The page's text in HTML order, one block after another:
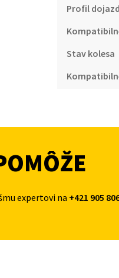
Profil
Stav kolesa
expertovi na +421 905